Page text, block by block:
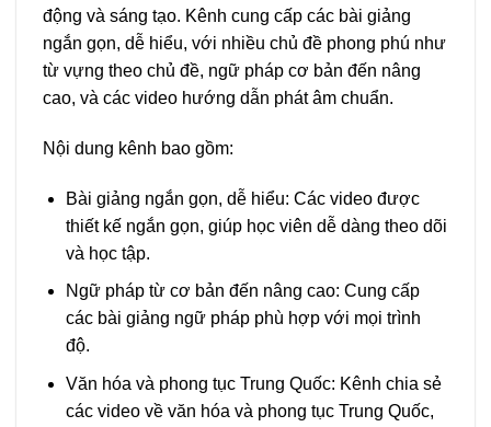
động và sáng tạo. Kênh cung cấp các bài giảng
ngắn gọn, dễ hiểu, với nhiều chủ đề phong phú như
từ vựng theo chủ đề, ngữ pháp cơ bản đến nâng
cao, và các video hướng dẫn phát âm chuẩn.
Nội dung kênh bao gồm:
Bài giảng ngắn gọn, dễ hiểu: Các video được
thiết kế ngắn gọn, giúp học viên dễ dàng theo dõi
và học tập.
Ngữ pháp từ cơ bản đến nâng cao: Cung cấp
các bài giảng ngữ pháp phù hợp với mọi trình
độ.
Văn hóa và phong tục Trung Quốc: Kênh chia sẻ
các video về văn hóa và phong tục Trung Quốc,